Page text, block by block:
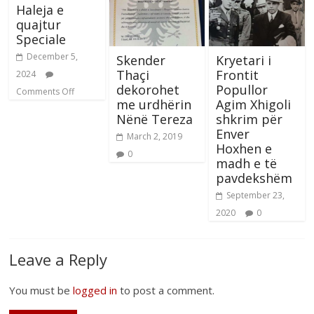
Haleja e
quajtur
Speciale
December 5,
2024
Comments Off
Skender
Thaçi
dekorohet
me urdhërin
Nënë Tereza
March 2, 2019
0
Kryetari i
Frontit
Popullor
Agim Xhigoli
shkrim për
Enver
Hoxhen e
madh e të
pavdekshëm
September 23,
2020
0
Leave a Reply
You must belogged in to post a comment.